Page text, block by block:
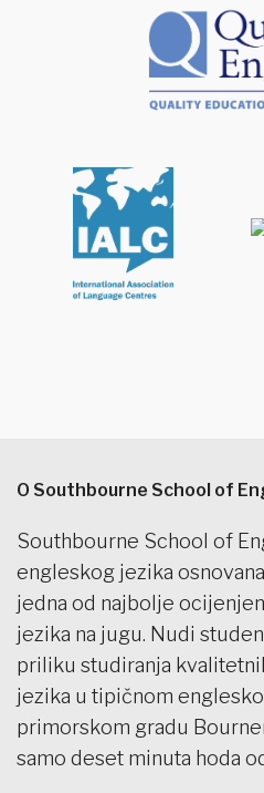
O Southbourne School of
Southbourne School of
engleskog jezika
jedna od najbolje
jezika na jugu. Nudi
priliku studiranja
jezika u tipičnom
primorskom gradu
samo deset minuta hoda